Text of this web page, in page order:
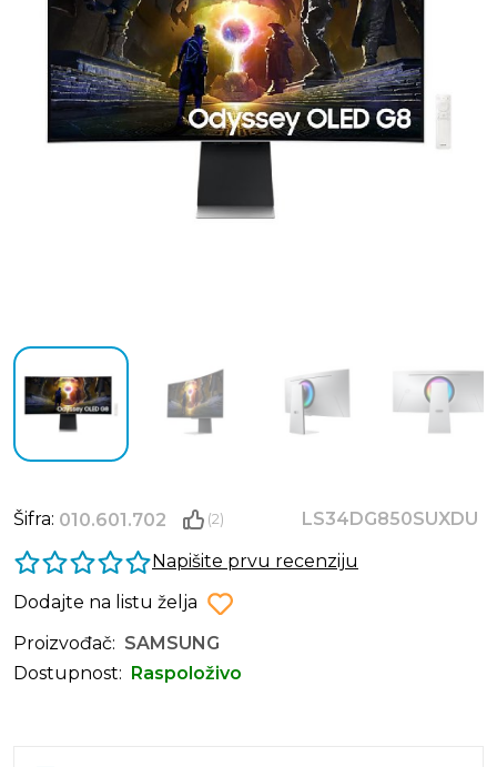
Šifra: 010.601.702 (2)
LS34DG850SUXDU
Napišite prvu recenziju
Dodajte na listu želja
Proizvođač: SAMSUNG
Dostupnost:
Raspoloživo